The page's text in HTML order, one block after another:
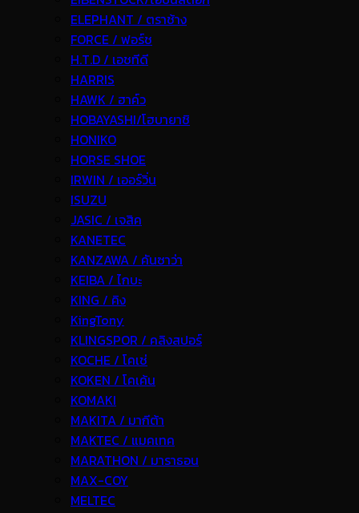
ELEPHANT / ตราช้าง
FORCE / ฟอร์ช
H.T.D / เอชทีดี
HARRIS
HAWK / ฮาค์ว
HOBAYASHI/โฮบายาชิ
HONIKO
HORSE SHOE
IRWIN / เออร์วิ่น
ISUZU
JASIC / เจสิค
KANETEC
KANZAWA / คันซาว่า
KEIBA / ไกบะ
KING / คิง
KingTony
KLINGSPOR / คลิงสปอร์
KOCHE / โคเช่
KOKEN / โคเค้น
KOMAKI
MAKITA / มากีต้า
MAKTEC / แมคเทค
MARATHON / มาราธอน
MAX-COY
MELTEC